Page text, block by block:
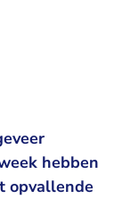
hebben
opvallende